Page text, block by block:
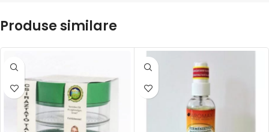
Produse similare